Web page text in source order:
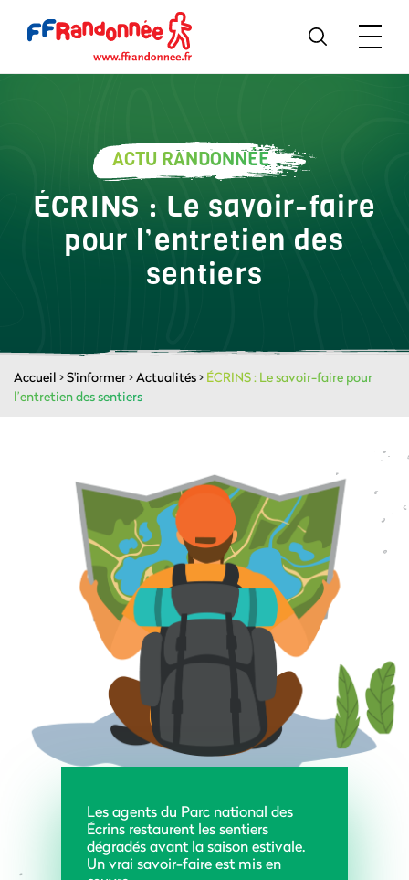
ACTU RANDONNÉE
ÉCRINS : Le savoir-faire
pour l’entretien des
sentiers
Accueil >S'informer>Actualités> ÉCRINS : Le savoir-faire pour
l’entretien des sentiers
Les agents du Parc national des
Écrins restaurent les sentiers
dégradés avant la saison estivale.
Un vrai savoir-faire est mis en